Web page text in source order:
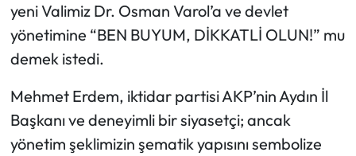
yeni Valimiz Dr. Osman Varol’a ve devlet
yönetimine “BEN BUYUM, DİKKATLİ OLUN!” mu
demek istedi.
Mehmet Erdem, iktidar partisi AKP’nin Aydın İl
Başkanı ve deneyimli bir siyasetçi; ancak
yönetim şeklimizin şematik yapısını sembolize